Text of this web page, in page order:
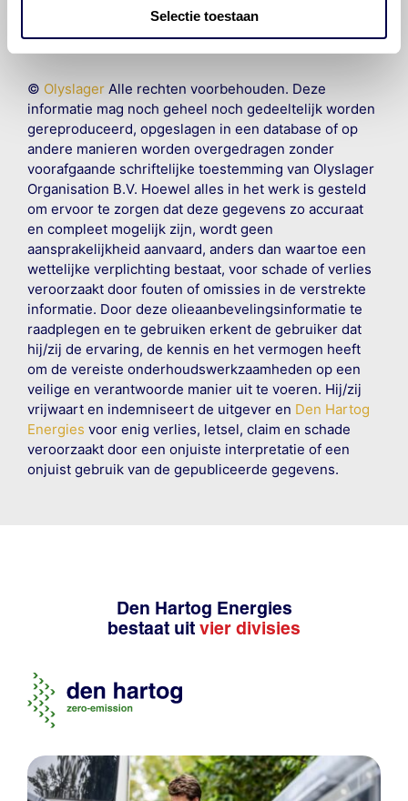
Selectie toestaan
© OlyslagerAlle rechten voorbehouden. Deze
informatie mag noch geheel noch gedeeltelijk worden
gereproduceerd, opgeslagen in een database of op
andere manieren worden overgedragen zonder
voorafgaande schriftelijke toestemming van Olyslager
Organisation B.V. Hoewel alles in het werk is gesteld
om ervoor te zorgen dat deze gegevens zo accuraat
en compleet mogelijk zijn, wordt geen
aansprakelijkheid aanvaard, anders dan waartoe een
wettelijke verplichting bestaat, voor schade of verlies
veroorzaakt door fouten of omissies in de verstrekte
informatie. Door deze olieaanbevelingsinformatie te
raadplegen en te gebruiken erkent de gebruiker dat
hij/zij de ervaring, de kennis en het vermogen heeft
om de vereiste onderhoudswerkzaamheden op een
veilige en verantwoorde manier uit te voeren. Hij/zij
vrijwaart en indemniseert de uitgever en Den Hartog
Energies voor enig verlies, letsel, claim en schade
veroorzaakt door een onjuiste interpretatie of een
onjuist gebruik van de gepubliceerde gegevens.
Den Hartog Energies
bestaat uit vier divisies